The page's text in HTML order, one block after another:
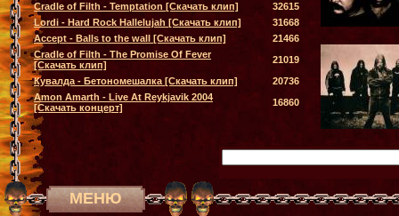
Cradle of Filth - Temptation [Скачать клип]
32615
Lordi - Hard Rock Hallelujah [Скачать клип]
31668
Accept - Balls to the wall [Скачать клип]
21466
Cradle of Filth - The Promise Of Fever
[Скачать клип]
21019
Кувалда - Бетономешалка [Скачать клип]
20736
Amon Amarth - Live At Reykjavik 2004
[Скачать концерт]
16860
МЕНЮ